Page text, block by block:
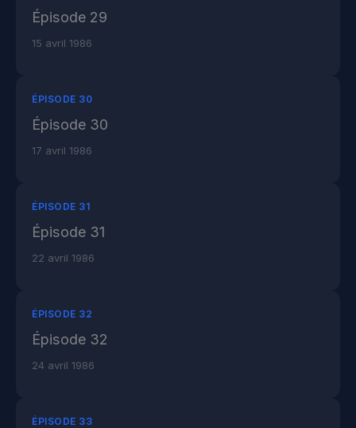
Épisode 29
15 avril 1986
ÉPISODE 30
Épisode 30
17 avril 1986
ÉPISODE 31
Épisode 31
22 avril 1986
ÉPISODE 32
Épisode 32
24 avril 1986
ÉPISODE 33